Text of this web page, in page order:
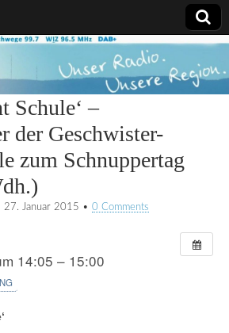
Schule‘ –
der Geschwister-
zum Schnuppertag
27. Januar 2015 • 0 Comments
14:05 – 15:00